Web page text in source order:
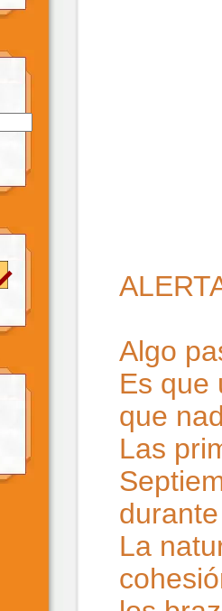
Algo
Es que
que
Las
La